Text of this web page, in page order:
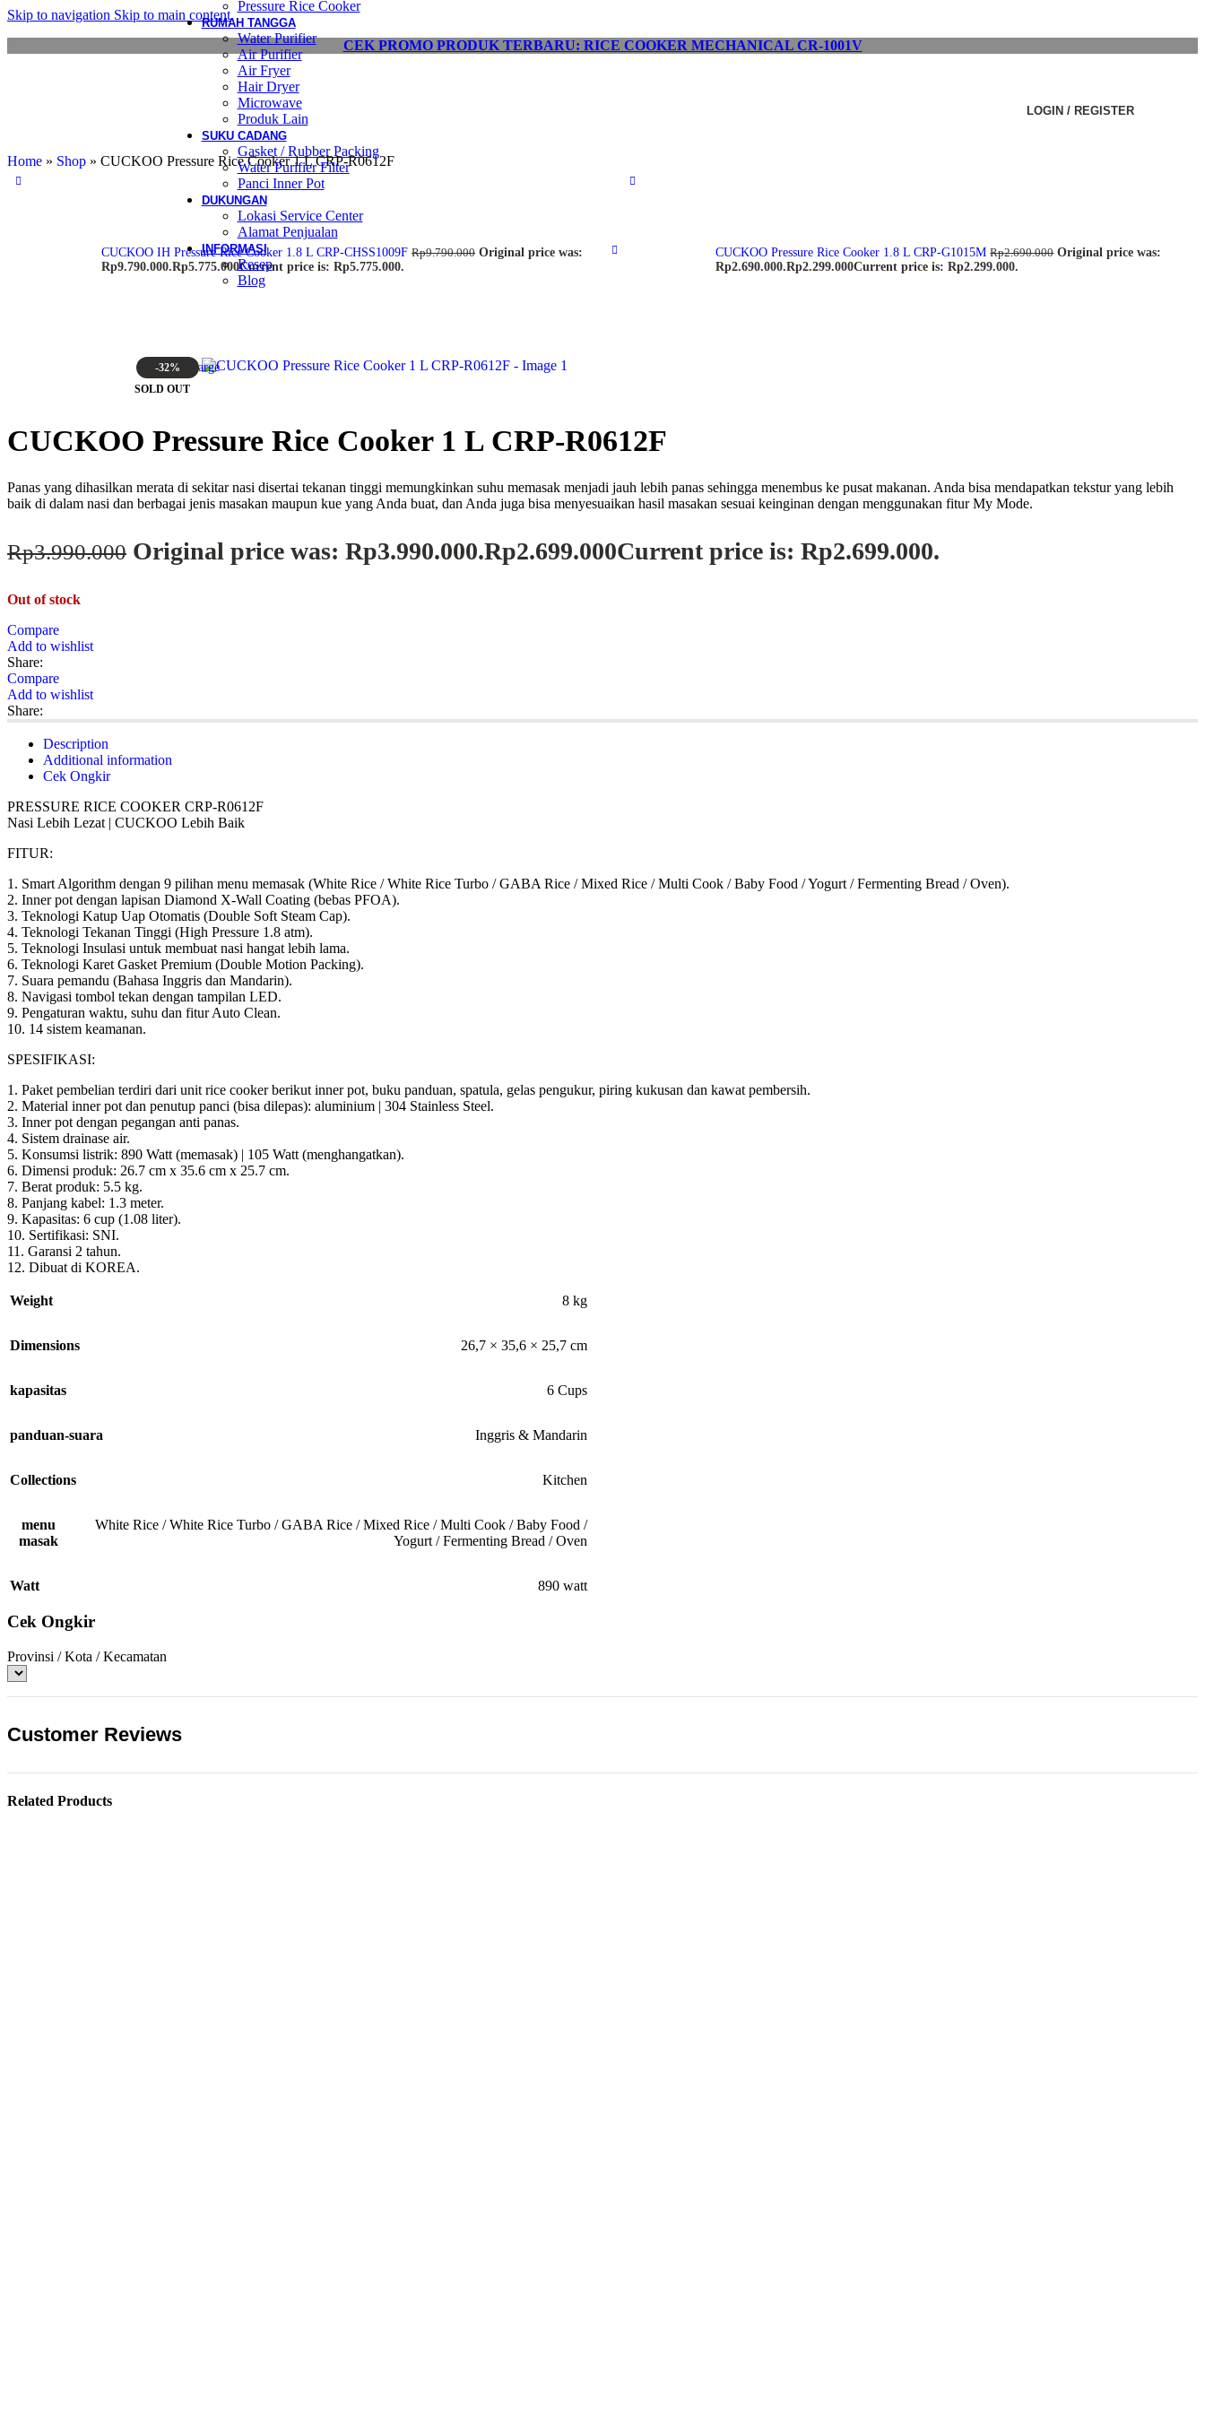
Skip to navigation Skip to main content
CEK PROMO PRODUK TERBARU: RICE COOKER MECHANICAL CR-1001V
Pressure Rice Cooker
RUMAH TANGGA
Water Purifier
Air Purifier
Air Fryer
Hair Dryer
Microwave
Produk Lain
SUKU CADANG
Gasket / Rubber Packing
Water Purifier Filter
Panci Inner Pot
DUKUNGAN
Lokasi Service Center
Alamat Penjualan
INFORMASI
Resep
Blog
LOGIN / REGISTER
Home » Shop » CUCKOO Pressure Rice Cooker 1 L CRP-R0612F
CUCKOO IH Pressure Rice Cooker 1.8 L CRP-CHSS1009F Rp9.790.000 Original price was:
Rp9.790.000.Rp5.775.000Current price is: Rp5.775.000.
CUCKOO Pressure Rice Cooker 1.8 L CRP-G1015MRp2.690.000 Original price was:
Rp2.690.000.Rp2.299.000Current price is: Rp2.299.000.
-32%
SOLD OUT
Click to enlarge
CUCKOO Pressure Rice Cooker 1 L CRP-R0612F
Panas yang dihasilkan merata di sekitar nasi disertai tekanan tinggi memungkinkan suhu memasak menjadi jauh lebih panas sehingga menembus ke pusat makanan. Anda bisa mendapatkan tekstur yang lebih
baik di dalam nasi dan berbagai jenis masakan maupun kue yang Anda buat, dan Anda juga bisa menyesuaikan hasil masakan sesuai keinginan dengan menggunakan fitur My Mode.
Rp3.990.000 Original price was: Rp3.990.000.Rp2.699.000Current price is: Rp2.699.000.
Out of stock
Compare
Add to wishlist
Share:
Compare
Add to wishlist
Share:
Description
Additional information
Cek Ongkir
PRESSURE RICE COOKER CRP-R0612F
Nasi Lebih Lezat | CUCKOO Lebih Baik
FITUR:
1. Smart Algorithm dengan 9 pilihan menu memasak (White Rice / White Rice Turbo / GABA Rice / Mixed Rice / Multi Cook / Baby Food / Yogurt / Fermenting Bread / Oven).
2. Inner pot dengan lapisan Diamond X-Wall Coating (bebas PFOA).
3. Teknologi Katup Uap Otomatis (Double Soft Steam Cap).
4. Teknologi Tekanan Tinggi (High Pressure 1.8 atm).
5. Teknologi Insulasi untuk membuat nasi hangat lebih lama.
6. Teknologi Karet Gasket Premium (Double Motion Packing).
7. Suara pemandu (Bahasa Inggris dan Mandarin).
8. Navigasi tombol tekan dengan tampilan LED.
9. Pengaturan waktu, suhu dan fitur Auto Clean.
10. 14 sistem keamanan.
SPESIFIKASI:
1. Paket pembelian terdiri dari unit rice cooker berikut inner pot, buku panduan, spatula, gelas pengukur, piring kukusan dan kawat pembersih.
2. Material inner pot dan penutup panci (bisa dilepas): aluminium | 304 Stainless Steel.
3. Inner pot dengan pegangan anti panas.
4. Sistem drainase air.
5. Konsumsi listrik: 890 Watt (memasak) | 105 Watt (menghangatkan).
6. Dimensi produk: 26.7 cm x 35.6 cm x 25.7 cm.
7. Berat produk: 5.5 kg.
8. Panjang kabel: 1.3 meter.
9. Kapasitas: 6 cup (1.08 liter).
10. Sertifikasi: SNI.
11. Garansi 2 tahun.
12. Dibuat di KOREA.
Weight 8 kg
Dimensions 26,7 × 35,6 × 25,7 cm
kapasitas 6 Cups
panduan-suara Inggris & Mandarin
Collections Kitchen
menu
masak
White Rice / White Rice Turbo / GABA Rice / Mixed Rice / Multi Cook / Baby Food /
Yogurt / Fermenting Bread / Oven
Watt 890 watt
Cek Ongkir
Provinsi / Kota / Kecamatan
Customer Reviews
Related Products